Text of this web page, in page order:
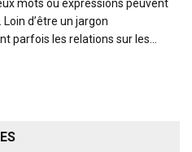
mots ou expressions peuvent
d’être un jargon
parfois les relations sur les…